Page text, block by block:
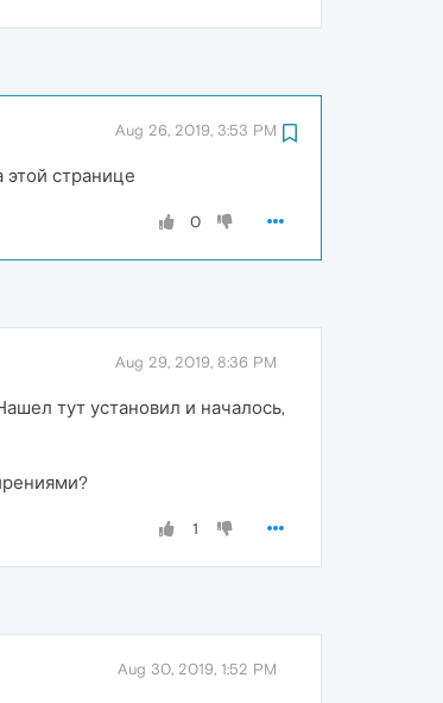
Aug 26, 2019, 3:53 PM
странице
0
Aug 29, 2019, 8:36 PM
тут установил и началось,
1
Aug 30, 2019, 1:52 PM